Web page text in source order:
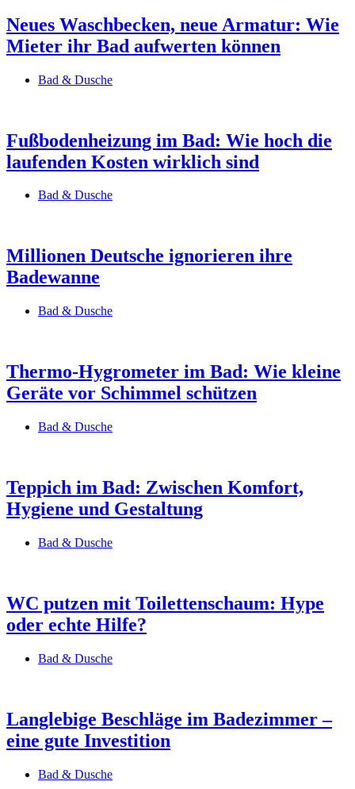
Neues Waschbecken, neue Armatur: Wie
Mieter ihr Bad aufwerten können
Bad & Dusche
Fußbodenheizung im Bad: Wie hoch die
laufenden Kosten wirklich sind
Bad & Dusche
Millionen Deutsche ignorieren ihre
Badewanne
Bad & Dusche
Thermo-Hygrometer im Bad: Wie kleine
Geräte vor Schimmel schützen
Bad & Dusche
Teppich im Bad: Zwischen Komfort,
Hygiene und Gestaltung
Bad & Dusche
WC putzen mit Toilettenschaum: Hype
oder echte Hilfe?
Bad & Dusche
Langlebige Beschläge im Badezimmer –
eine gute Investition
Bad & Dusche